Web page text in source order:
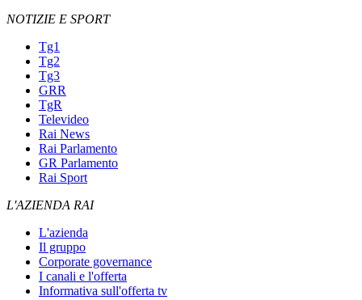
NOTIZIE E SPORT
Tg1
Tg2
Tg3
GRR
TgR
Televideo
Rai News
Rai Parlamento
GR Parlamento
Rai Sport
L'AZIENDA RAI
L'azienda
Il gruppo
Corporate governance
I canali e l'offerta
Informativa sull'offerta tv